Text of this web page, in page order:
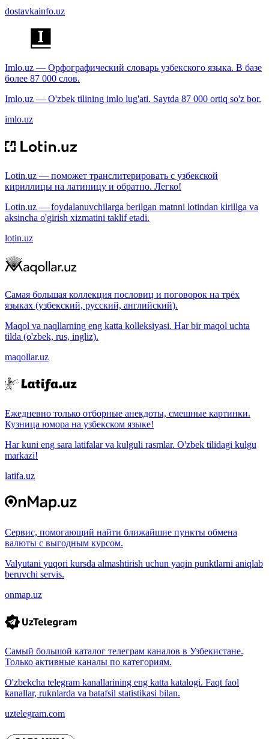
dostavkainfo.uz
Imlo.uz — Орфографический словарь узбекского языка. В базе
более 87 000 слов.
Imlo.uz — O'zbek tilining imlo lug'ati. Saytda 87 000 ortiq so'z bor.
imlo.uz
Lotin.uz — поможет транслитерировать с узбекской
кириллицы на латиницу и обратно. Легко!
Lotin.uz — foydalanuvchilarga berilgan matnni lotindan kirillga va
aksincha o'girish xizmatini taklif etadi.
lotin.uz
Самая большая коллекция пословиц и поговорок на трёх
языках (узбекский, русский, английский).
Maqol va naqllarning eng katta kolleksiyasi. Har bir maqol uchta
tilda (o'zbek, rus, ingliz).
maqollar.uz
Ежедневно только отборные анекдоты, смешные картинки.
Кузница юмора на узбекском языке!
Har kuni eng sara latifalar va kulguli rasmlar. O'zbek tilidagi kulgu
markazi!
latifa.uz
Сервис, помогающий найти ближайшие пункты обмена
валюты с выгодным курсом.
Valyutani yuqori kursda almashtirish uchun yaqin punktlarni aniqlab
beruvchi servis.
onmap.uz
Самый большой каталог телеграм каналов в Узбекистане.
Только активные каналы по категориям.
O'zbekcha telegram kanallarining eng katta katalogi. Faqt faol
kanallar, ruknlarda va batafsil statistikasi bilan.
uztelegram.com